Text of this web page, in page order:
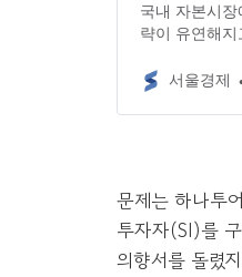
국내 자본시
략이 유연해
딜(시간 외 대
서울경제
문제는 하나투
투자자(SI)를
의향서를 돌렸